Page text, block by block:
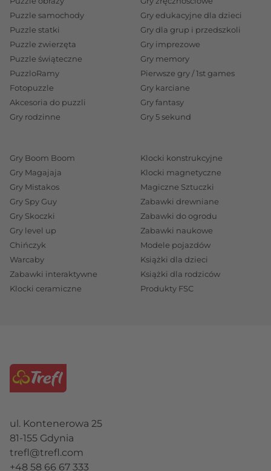
Puzzle samochody
Puzzle statki
Puzzle zwierzęta
Puzzle świąteczne
PuzzloRamy
Fotopuzzle
Akcesoria do puzzli
Gry rodzinne
Gry edukacyjne dla dzieci
Gry dla grup i przedszkoli
Gry imprezowe
Gry memory
Pierwsze gry / 1st games
Gry karciane
Gry fantasy
Gry 5 sekund
Gry Boom Boom
Gry Magajaja
Gry Mistakos
Gry Spy Guy
Gry Skoczki
Gry level up
Chińczyk
Warcaby
Zabawki interaktywne
Klocki ceramiczne
Klocki konstrukcyjne
Klocki magnetyczne
Magiczne Sztuczki
Zabawki drewniane
Zabawki do ogrodu
Zabawki naukowe
Modele pojazdów
Książki dla dzieci
Książki dla rodziców
Produkty FSC
ul. Kontenerowa 25
81-155 Gdynia
trefl@trefl.com
+48 58 66 67 333